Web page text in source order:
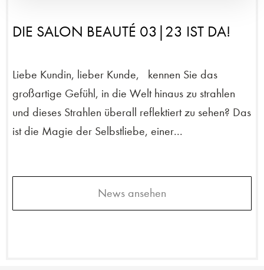
DIE SALON BEAUTÉ 03|23 IST DA!
Liebe Kundin, lieber Kunde, kennen Sie das
großartige Gefühl, in die Welt hinaus zu strahlen
und dieses Strahlen überall reflektiert zu sehen? Das
ist die Magie der Selbstliebe, einer...
News ansehen